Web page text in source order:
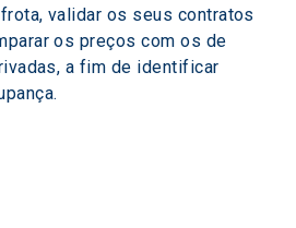
validar os seus contratos
os preços com os de
a fim de identificar